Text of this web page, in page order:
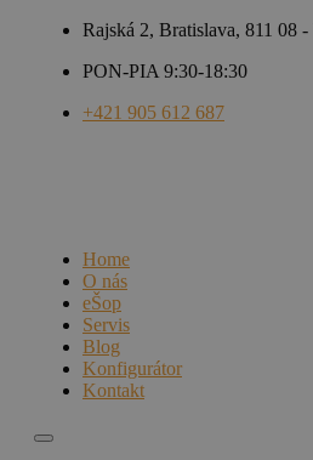
Rajská 2, Bratislava, 811 08
PON-PIA 9:30-18:30
+421 905 612 687
Home
O nás
eŠop
Servis
Blog
Konfigurátor
Kontakt